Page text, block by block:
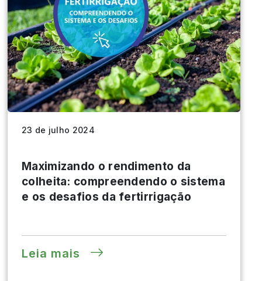
23 de julho 2024
Maximizando o rendimento da
colheita: compreendendo o sistema
e os desafios da fertirrigação
Leia mais